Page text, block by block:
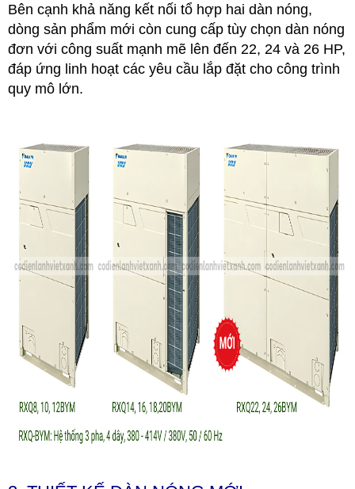
Bên cạnh khả năng kết nối tổ hợp hai dàn nóng,
dòng sản phẩm mới còn cung cấp tùy chọn dàn nóng
đơn với công suất mạnh mẽ lên đến 22, 24 và 26 HP,
đáp ứng linh hoạt các yêu cầu lắp đặt cho công trình
quy mô lớn.